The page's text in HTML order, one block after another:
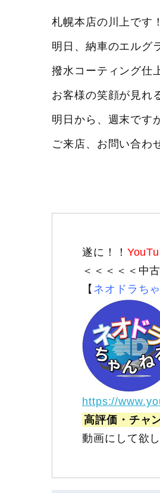
札幌本店の川上です！
明日、納車のエルグ
撥水コーティング仕
お客様の笑顔が見れ
明日から、週末です
ご来店、お問い合わ
遂に！！
＜＜＜＜＜中
【 ネオドラち
https://
高評価・チャ
動画にして欲